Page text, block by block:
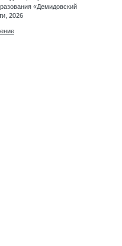
«Демидовский
2026